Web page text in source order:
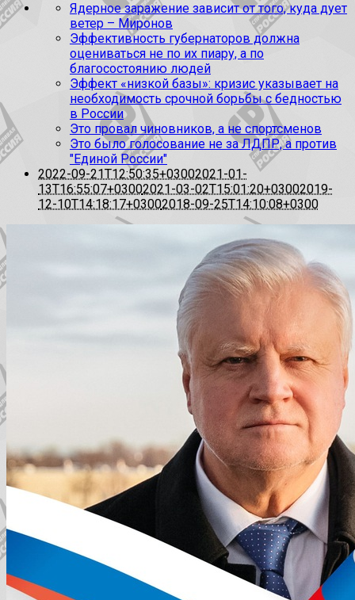
Ядерное заражение зависит от того, куда дует
ветер – Миронов
Эффективность губернаторов должна
оцениваться не по их пиару, а по
благосостоянию людей
Эффект «низкой базы»: кризис указывает на
необходимость срочной борьбы с бедностью
в России
Это провал чиновников, а не спортсменов
Это было голосование не за ЛДПР, а против
"Единой России"
2022-09-21T12:50:35+03002021-01-
13T16:55:07+03002021-03-02T15:01:20+03002019-
12-10T14:18:17+03002018-09-25T14:10:08+0300